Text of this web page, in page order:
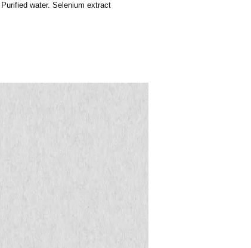
water. Selenium extract